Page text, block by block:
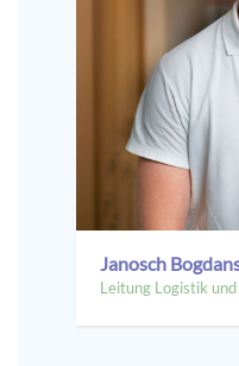
Janosch
Leitung Logistik